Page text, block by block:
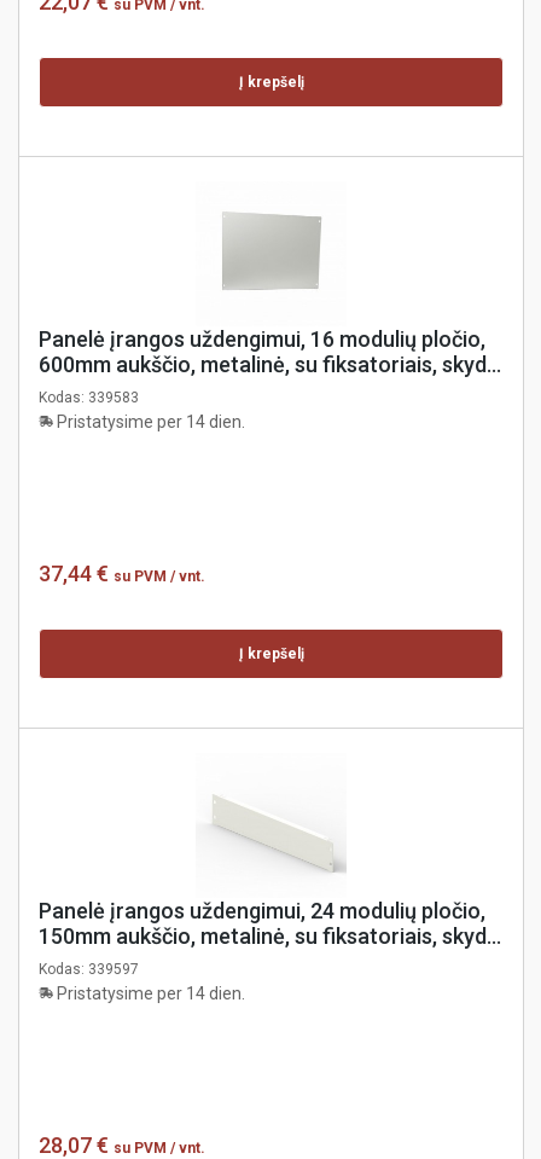
su PVM / vnt.
Į krepšelį
Panelė įrangos uždengimui, 16 modulių pločio,
600mm aukščio, metalinė, su fiksatoriais, skydui
Kodas: 339583
Pristatysime per 14 dien.
37,44 € su PVM / vnt.
Į krepšelį
Panelė įrangos uždengimui, 24 modulių pločio,
150mm aukščio, metalinė, su fiksatoriais, skydui
XL³ , Legrand
Kodas: 339597
Pristatysime per 14 dien.
28,07 € su PVM / vnt.